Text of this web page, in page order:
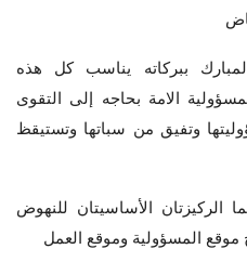
ببركاته يناسب كل هذه
الامة بحاجه إلى التقوى
وتفيق من سباتها وتستيقظ
الركيزتان الأساسيتان للنهوض
موقع المسؤولية وموقع العمل